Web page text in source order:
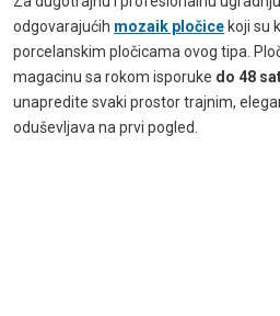
odgovarajućih mozaik pločice koji su
porcelanskim pločicama ovog tipa.
magacinu sa rokom isporuke do 48
unapredite svaki prostor trajnim,
oduševljava na prvi pogled.